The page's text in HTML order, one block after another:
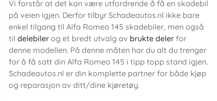
Vi forstår at det kan være utfordrende å få en skadebil
på veien igjen. Derfor tilbyr Schadeautos.nl ikke bare
enkel tilgang til Alfa Romeo 145 skadebiler, men også
til delebilerog et bredt utvalg av brukte delerfor
denne modellen. På denne måten har du alt du trenger
for å få satt din Alfa Romeo 145 i tipp topp stand igjen.
Schadeautos.nl er din komplette partner for både kjøp
og reparasjon av ditt/dine kjøretøy.